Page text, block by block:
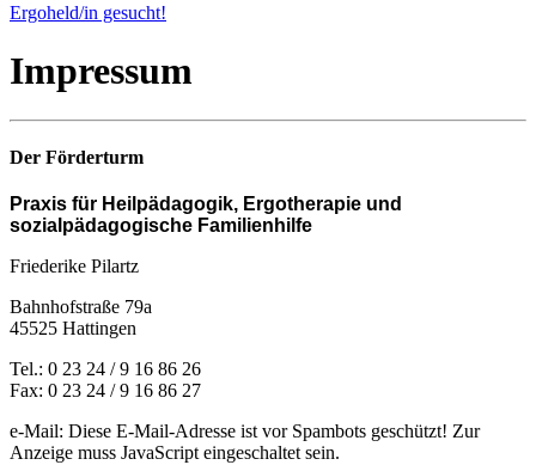
Ergoheld/in gesucht!
Impressum
Der Förderturm
Praxis für Heilpädagogik, Ergotherapie und
sozialpädagogische Familienhilfe
Friederike Pilartz
Bahnhofstraße 79a
45525 Hattingen
Tel.: 0 23 24 / 9 16 86 26
Fax: 0 23 24 / 9 16 86 27
e-Mail: Diese E-Mail-Adresse ist vor Spambots geschützt! Zur
Anzeige muss JavaScript eingeschaltet sein.